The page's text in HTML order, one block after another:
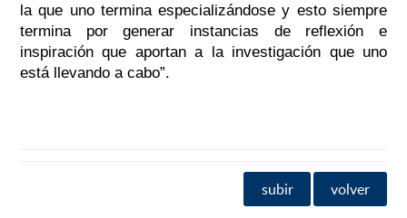
la que uno termina especializándose y esto siempre
termina por generar instancias de reflexión e
inspiración que aportan a la investigación que uno
está llevando a cabo”.
subir volver